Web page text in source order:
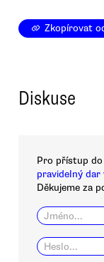
Zkopírovat
Diskuse
Pro přístup
pravidelný dar
Děkujeme za